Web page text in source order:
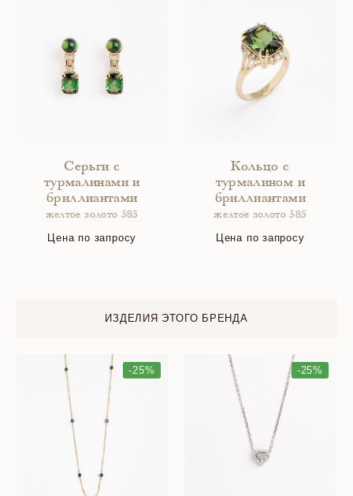
Серьги с
турмалинами и
бриллиантами
желтое золото 585
Цена по запросу
Кольцо с
турмалином и
бриллиантами
желтое золото 585
Цена по запросу
ИЗДЕЛИЯ ЭТОГО БРЕНДА
-25% -25%